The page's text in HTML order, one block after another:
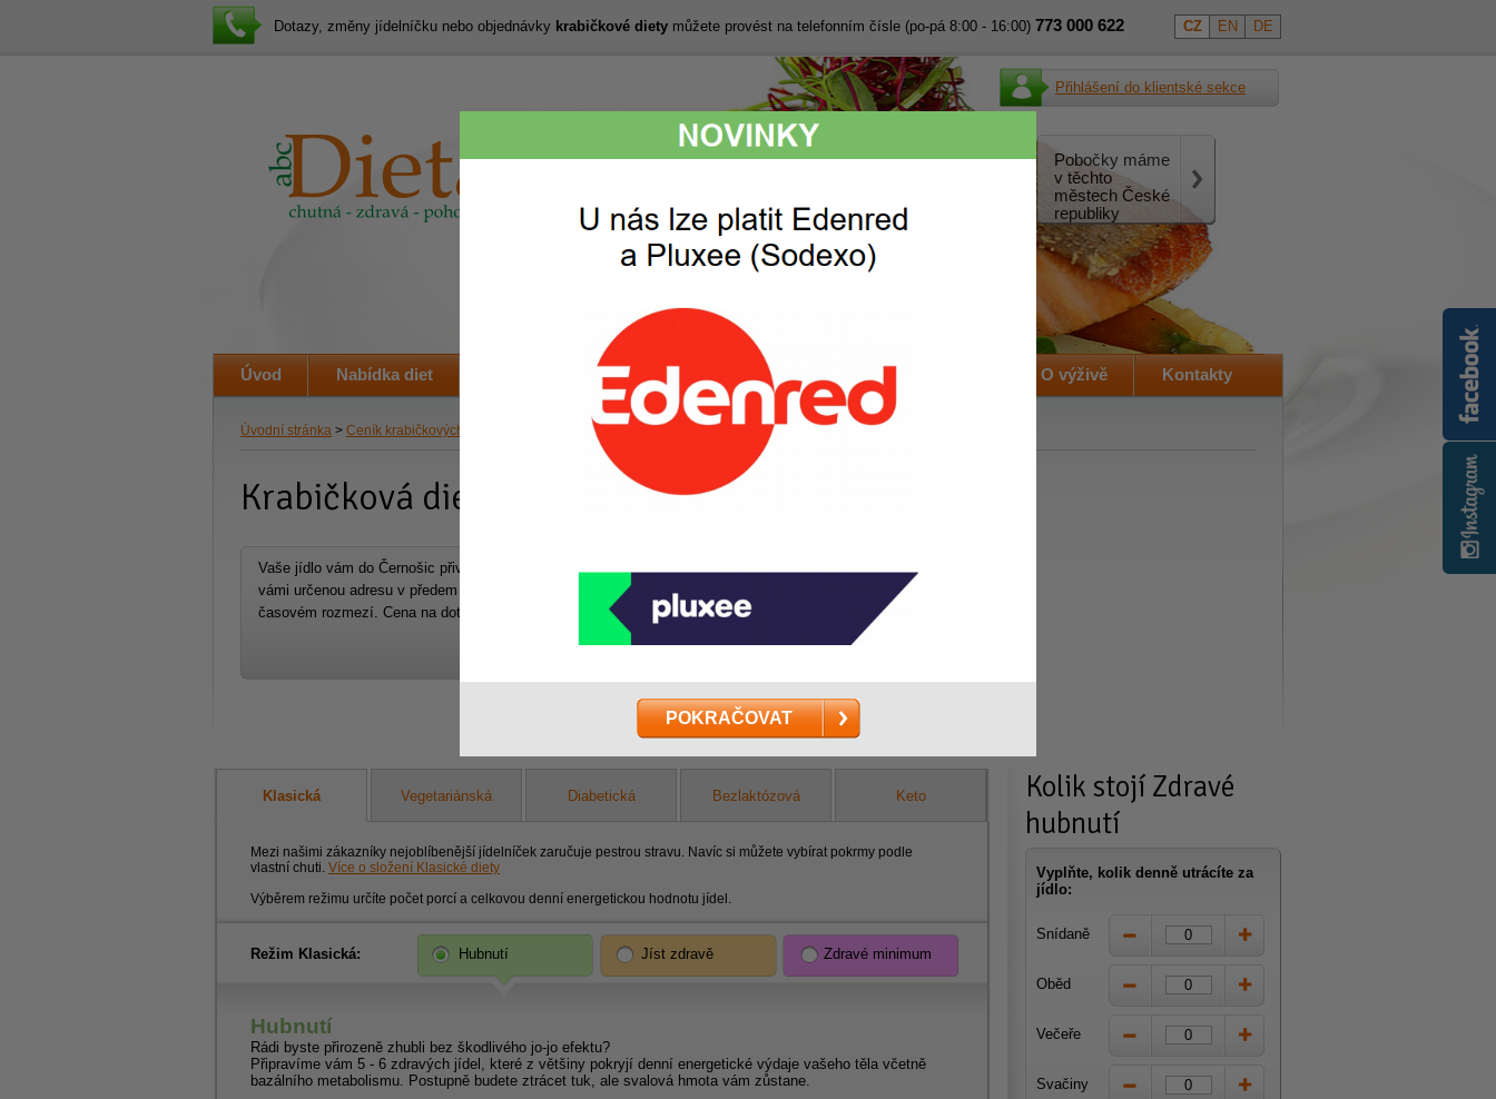
Úvodní stránka > Ceník krabičkových diet > Ceník pro všechny nabízené diety v Černošicích
Krabičková dieta Černošice od ABC diety - ceník
Vaše jídlo vám do Černošic přivezeme na
vámi určenou adresu v předem dohodnutém
časovém rozmezí. Cena na dotaz .
ABC dieta se přizpůsobí vašim plánům.
Můžete ji konzumovat v různé dny,
kdykoliv změnit nebo přerušit.
Klasická Vegetariánská Diabetická Bezlaktózová Keto
Mezi našimi zákazníky nejoblíbenější jídelníček zaručuje pestrou stravu. Navíc si můžete vybírat pokrmy podle
vlastní chuti. Více o složení Klasické diety
Výběrem režimu určíte počet porcí a celkovou denní energetickou hodnotu jídel.
Režim Klasická: Hubnutí Jíst zdravě Zdravé minimum
Hubnutí
Rádi byste přirozeně zhubli bez škodlivého jo-jo efektu?
Připravíme vám 5 - 6 zdravých jídel, které z většiny pokryjí denní energetické výdaje vašeho těla včetně
bazálního metabolismu. Postupně budete ztrácet tuk, ale svalová hmota vám zůstane.
Kolik stojí Zdravé
hubnutí
Vyplňte, kolik denně utrácíte za
jídlo:
Snídaně
Oběd
Večeře
Svačiny
Dotazy, změny jídelníčku nebo objednávky krabičkové diety můžete provést na telefonním čísle (po-pá 8:00 - 16:00) 773 000 622 CZ EN DE
Přihlášení do klientské sekce
Lákavé snídaně,
Perfektní chuť,
Pobočky máme
v těchto
městech České
republiky
Úvod Nabídka diet Objednávka O výživě Kontakty
POKRAČOVAT